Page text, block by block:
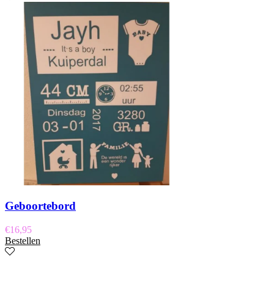
Geboortebord
€16,95
Bestellen